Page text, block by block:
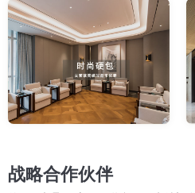
战略合作伙伴